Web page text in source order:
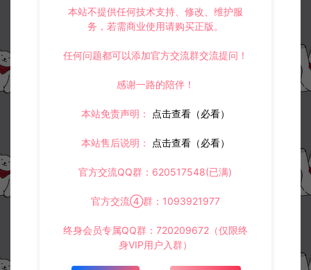
本站不提供任何技术支持、修改、维护服
务，若需商业使用请购买正版。
任何问题都可以添加官方交流群交流提问！
感谢一路的陪伴！
本站免责声明： 点击查看（必看）
本站售后说明： 点击查看（必看）
官方交流QQ群：620517548(已满)
官方交流④群：1093921977
终身会员专属QQ群：720209672（仅限终
身VIP用户入群）